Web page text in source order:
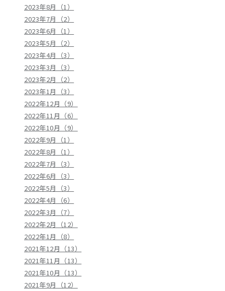
2023年8月（1）
2023年7月（2）
2023年6月（1）
2023年5月（2）
2023年4月（3）
2023年3月（3）
2023年2月（2）
2023年1月（3）
2022年12月（9）
2022年11月（6）
2022年10月（9）
2022年9月（1）
2022年8月（1）
2022年7月（3）
2022年6月（3）
2022年5月（3）
2022年4月（6）
2022年3月（7）
2022年2月（12）
2022年1月（8）
2021年12月（13）
2021年11月（13）
2021年10月（13）
2021年9月（12）